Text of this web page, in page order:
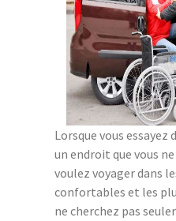
Lorsque vous essayez
un endroit que vous
voulez voyager dans
confortables et les
ne cherchez pas